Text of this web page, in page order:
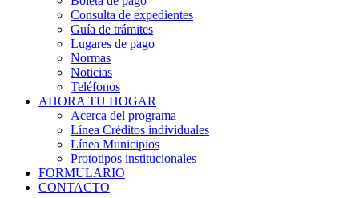
Consulta de expedientes
Guía de trámites
Lugares de pago
Normas
Noticias
Teléfonos
AHORA TU HOGAR
Acerca del programa
Línea Créditos individuales
Línea Municipios
Prototipos institucionales
FORMULARIO
CONTACTO